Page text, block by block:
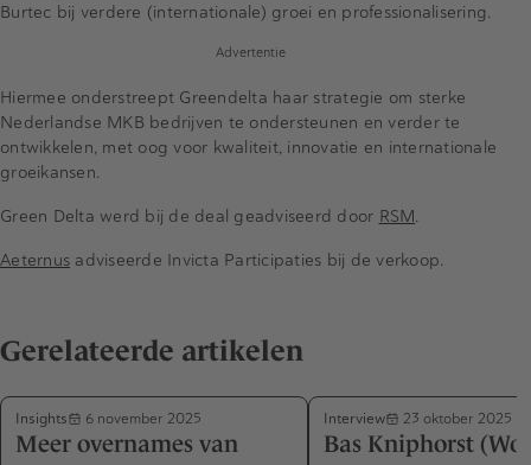
Burtec bij verdere (internationale) groei en professionalisering.
Advertentie
Hiermee onderstreept Greendelta haar strategie om sterke
Nederlandse MKB bedrijven te ondersteunen en verder te
ontwikkelen, met oog voor kwaliteit, innovatie en internationale
groeikansen.
Green Delta werd bij de deal geadviseerd door RSM.
Aeternus adviseerde Invicta Participaties bij de verkoop.
Gerelateerde artikelen
Insights 6 november 2025
Meer overnames van
Interview 23 oktober 2025
Bas Kniphorst